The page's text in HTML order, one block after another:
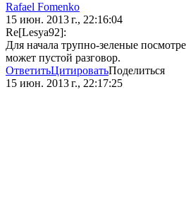
Rafael Fomenko
15 июн. 2013 г., 22:16:04
Re[Lesya92]:
Для начала трупно-зеленые
может пустой разговор.
ОтветитьЦитироватьПоделиться
15 июн. 2013 г., 22:17:25